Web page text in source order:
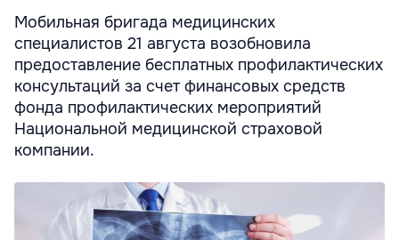
Мобильная бригада медицинских
специалистов 21 августа возобновила
предоставление бесплатных профилактических
консультаций за счет финансовых средств
фонда профилактических мероприятий
Национальной медицинской страховой
компании.